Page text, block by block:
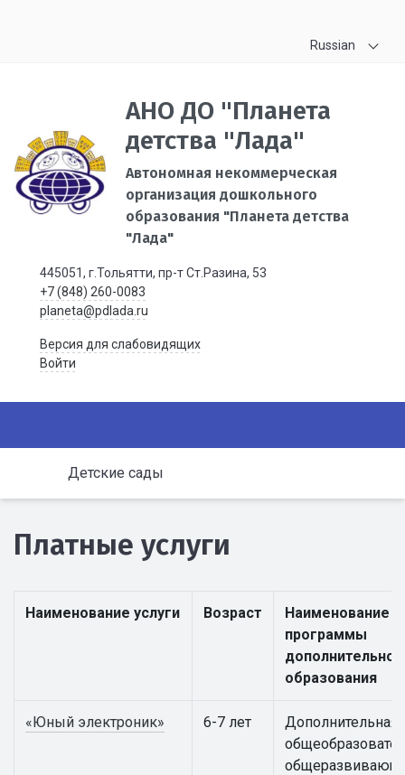
Russian
АНО ДО "Планета
детства "Лада"
Автономная некоммерческая
организация дошкольного
образования "Планета детства
"Лада"
445051, г.Тольятти, пр-т Ст.Разина, 53
+7 (848) 260-0083
planeta@pdlada.ru
Версия для слабовидящих
Войти
Детские сады
Платные услуги
Наименование услуги Возраст
Наименование
программы
образования
«Юный электроник» 6-7 лет
Дополнительная